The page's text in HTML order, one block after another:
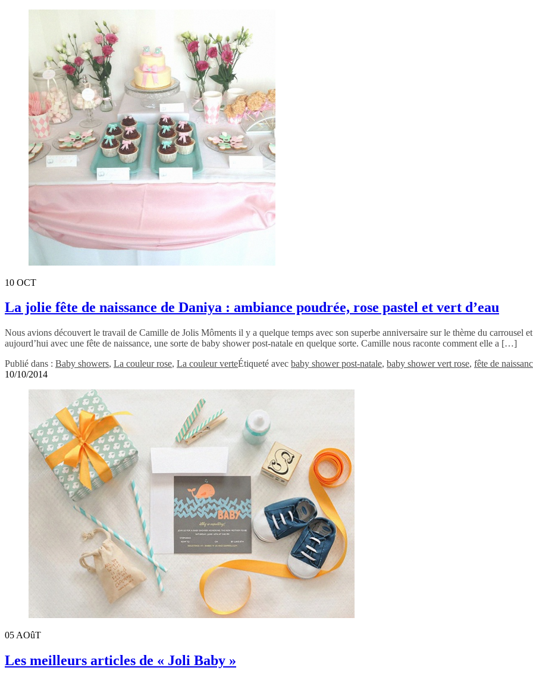
10 OCT
La jolie fête de naissance de Daniya : ambiance poudrée, rose pastel et vert d’eau
Nous avions découvert le travail de Camille de Jolis Môments il y a quelque temps avec son superbe anniversaire sur le thème du carrousel
aujourd’hui avec une fête de naissance, une sorte de baby shower post-natale en quelque sorte. Camille nous raconte comment elle a […]
Publié dans : Baby showers, La couleur rose, La couleur verteÉtiqueté avec baby shower post-natale, baby shower vert rose, fête de
10/10/2014
05 AOûT
Les meilleurs articles de « Joli Baby »